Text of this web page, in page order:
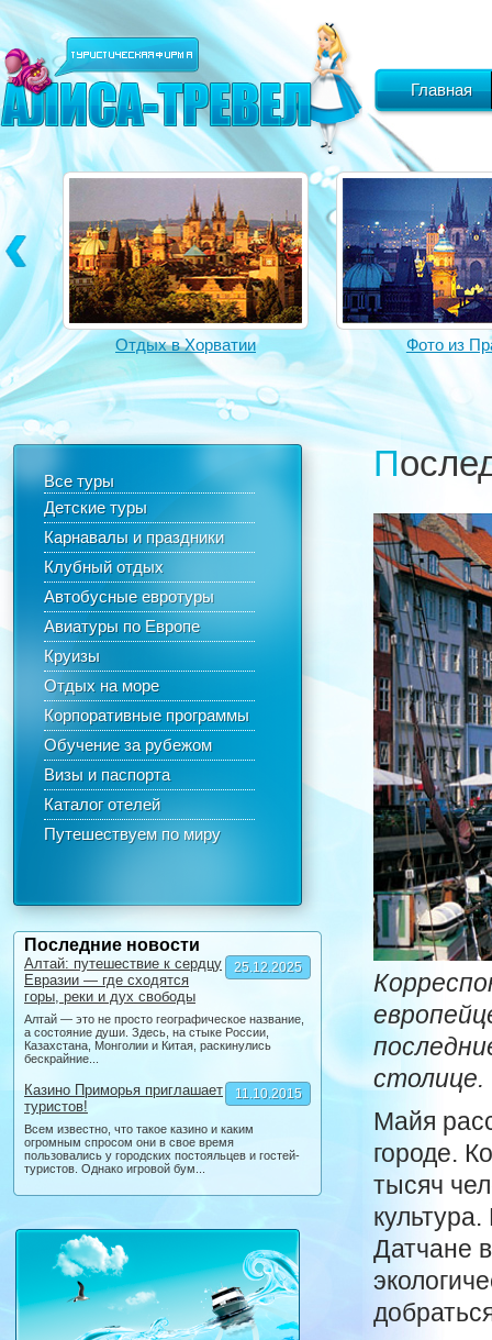
Главная
Отдых в Хорватии Фото из
Все туры
Детские туры
Карнавалы и праздники
Клубный отдых
Автобусные евротуры
Авиатуры по Европе
Круизы
Отдых на море
Корпоративные программы
Обучение за рубежом
Визы и паспорта
Каталог отелей
Путешествуем по миру
Последние новости
25.12.2025
Алтай: путешествие к сердцу
Евразии — где сходятся
горы, реки и дух свободы
Алтай — это не просто географическое название,
а состояние души. Здесь, на стыке России,
Казахстана, Монголии и Китая, раскинулись
бескрайние...
11.10.2015
Казино Приморья приглашает
туристов!
Всем известно, что такое казино и каким
огромным спросом они в свое время
пользовались у городских постояльцев и гостей-
туристов. Однако игровой бум...
столице.
Майя
городе.
тысяч
Датчане